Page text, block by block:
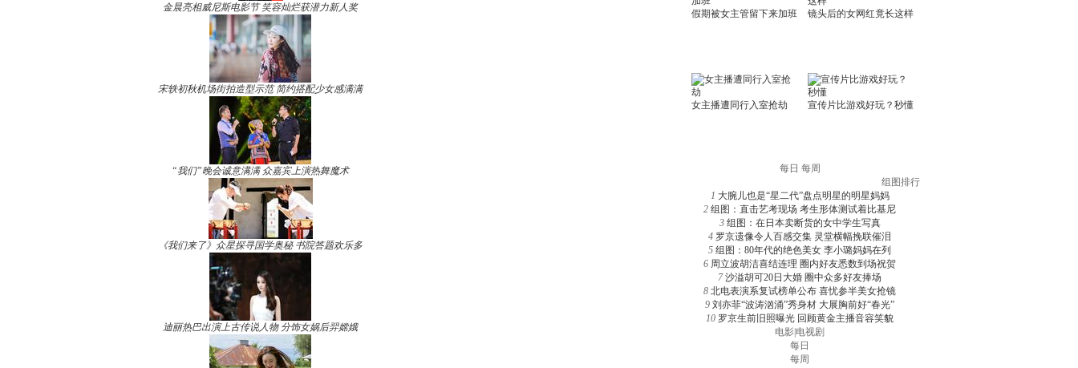
金晨亮相威尼斯电影节 笑容灿烂获潜力新人奖
宋轶初秋机场街拍造型示范 简约搭配少女感满满
“我们”晚会诚意满满 众嘉宾上演热舞魔术
《我们来了》众星探寻国学奥秘 书院答题欢乐多
迪丽热巴出演上古传说人物 分饰女娲后羿嫦娥
每日 每周
组图排行
1 大腕儿也是“星二代”盘点明星的明星妈妈
2 组图：直击艺考现场 考生形体测试着比基尼
3 组图：在日本卖断货的女中学生写真
4 罗京遗像令人百感交集 灵堂横幅挽联催泪
5 组图：80年代的绝色美女 李小璐妈妈在列
6 周立波胡洁喜结连理 圈内好友悉数到场祝贺
7 沙溢胡可20日大婚 圈中众多好友捧场
8 北电表演系复试榜单公布 喜忧参半美女抢镜
9 刘亦菲“波涛汹涌”秀身材 大展胸前好“春光”
10 罗京生前旧照曝光 回顾黄金主播音容笑貌
电影 电视剧
每日
每周